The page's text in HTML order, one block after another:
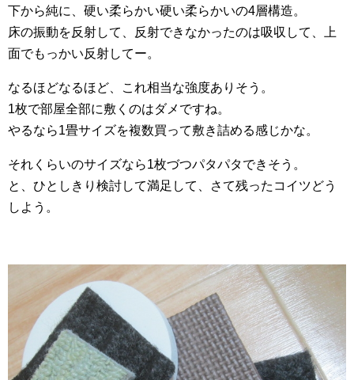
下から純に、硬い柔らかい硬い柔らかいの4層構造。
床の振動を反射して、反射できなかったのは吸収して、上
面でもっかい反射してー。
なるほどなるほど、これ相当な強度ありそう。
1枚で部屋全部に敷くのはダメですね。
やるなら1畳サイズを複数買って敷き詰める感じかな。
それくらいのサイズなら1枚づつパタパタできそう。
と、ひとしきり検討して満足して、さて残ったコイツどう
しよう。